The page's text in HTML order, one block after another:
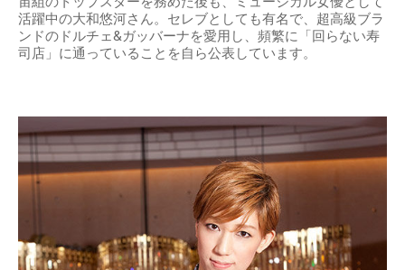
活躍中の大和悠河さん。セレブとしても有名で、超高級ブラ
ンドのドルチェ&ガッバーナを愛用し、頻繁に「回らない寿
司店」に通っていることを自ら公表しています。